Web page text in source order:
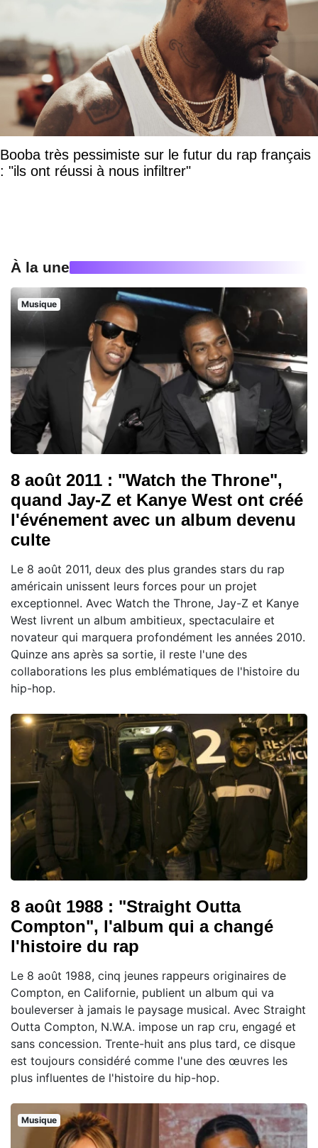
Booba très pessimiste sur le futur du rap français
: "ils ont réussi à nous infiltrer"
À la une
Musique
8 août 2011 : "Watch the Throne",
quand Jay-Z et Kanye West ont créé
l'événement avec un album devenu
culte
Le 8 août 2011, deux des plus grandes stars du rap
américain unissent leurs forces pour un projet
exceptionnel. Avec Watch the Throne, Jay-Z et Kanye
West livrent un album ambitieux, spectaculaire et
novateur qui marquera profondément les années 2010.
Quinze ans après sa sortie, il reste l'une des
collaborations les plus emblématiques de l'histoire du
hip-hop.
8 août 1988 : "Straight Outta
Compton", l'album qui a changé
l'histoire du rap
Le 8 août 1988, cinq jeunes rappeurs originaires de
Compton, en Californie, publient un album qui va
bouleverser à jamais le paysage musical. Avec Straight
Outta Compton, N.W.A. impose un rap cru, engagé et
sans concession. Trente-huit ans plus tard, ce disque
est toujours considéré comme l'une des œuvres les
plus influentes de l'histoire du hip-hop.
Musique